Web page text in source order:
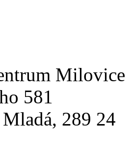
Milovice
581
289 24